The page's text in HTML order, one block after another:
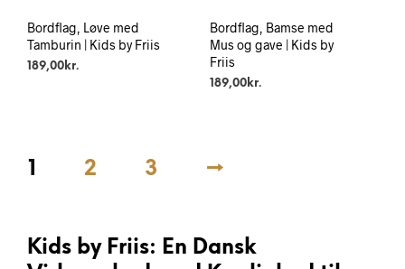
Bordflag, Løve med
Tamburin | Kids by Friis
189,00 kr.
Bordflag, Bamse med
Mus og gave | Kids by
Friis
189,00kr.
1 2 3 →
Kids by Friis: En Dansk